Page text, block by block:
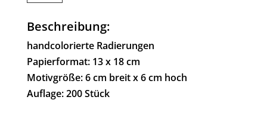
r
n
a
t
i
Beschreibung:
handcolorierte Radierungen
Papierformat: 13 x 18 cm
Motivgröße: 6 cm breit x 6 cm hoch
Auflage: 200 Stück